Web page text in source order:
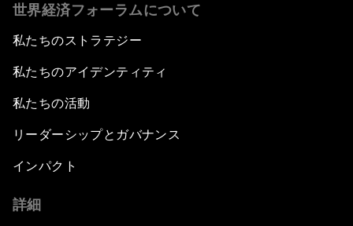
世界経済フォーラムについて
私たちのストラテジー
私たちのアイデンティティ
私たちの活動
リーダーシップとガバナンス
インパクト
詳細